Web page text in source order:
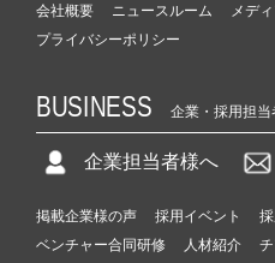
会社概要 ニュースルーム
メデ
プライバシーポリシー
BUSINESS 企業・採用担当
企業担当者様へ
掲載企業様の声 採用イベント
ベンチャー合同研修
人材紹介